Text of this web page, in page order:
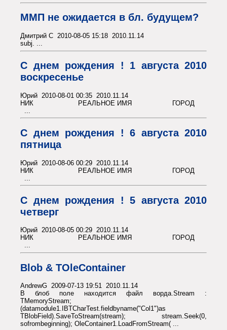
ММП не ожидается в бл. будущем?
Дмитрий С 2010-08-05 15:18 2010.11.14
subj. ...
С днем рождения ! 1 августа 2010
воскресенье
Юрий 2010-08-01 00:35 2010.11.14
НИК РЕАЛЬНОЕ ИМЯ ГОРОД
С днем рождения ! 6 августа 2010
пятница
Юрий 2010-08-06 00:29 2010.11.14
НИК РЕАЛЬНОЕ ИМЯ ГОРОД
С днем рождения ! 5 августа 2010
четверг
Юрий 2010-08-05 00:29 2010.11.14
НИК РЕАЛЬНОЕ ИМЯ ГОРОД
...
Blob & TOleContainer
AndrewG 2009-07-13 19:51 2010.11.14
В блоб поле находится файл ворда.Stream :
TMemoryStream;
(datamodule1.IBTCharTest.fieldbyname("Col1")as
TBlobField).SaveToStream(stream); stream.Seek(0,
sofrombeginning); OleContainer1.LoadFromStream( ...